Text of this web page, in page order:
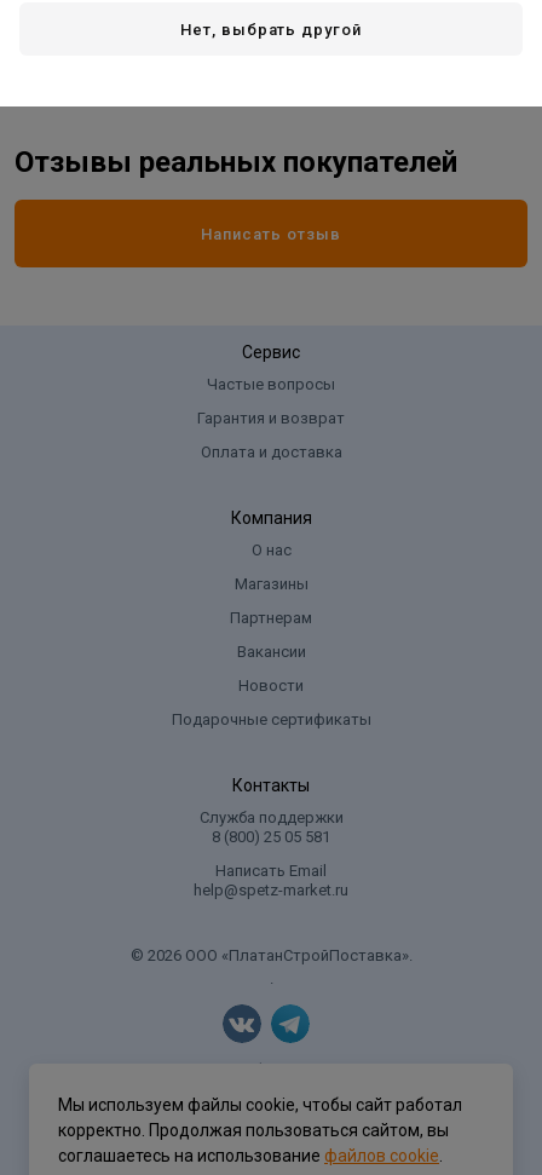
Отзывы реальных покупателей
Написать отзыв
Сервис
Частые вопросы
Гарантия и возврат
Оплата и доставка
Компания
О нас
Магазины
Партнерам
Вакансии
Новости
Подарочные сертификаты
Контакты
Служба поддержки
8 (800) 25 05 581
Написать Email
help@spetz-market.ru
© 2026 ООО «ПлатанСтройПоставка».
.
Политика конфиденциальности
Нет, выбрать другой
Мы используем файлы cookie, чтобы сайт работал
корректно. Продолжая пользоваться сайтом, вы
соглашаетесь на использование файлов cookie